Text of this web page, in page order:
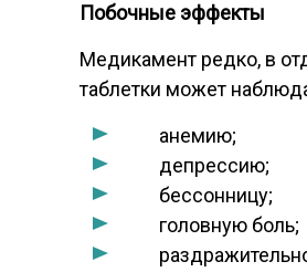
Побочные эффекты
Медикамент редко, в
таблетки может
анемию;
депрессию;
бессонницу;
головную боль;